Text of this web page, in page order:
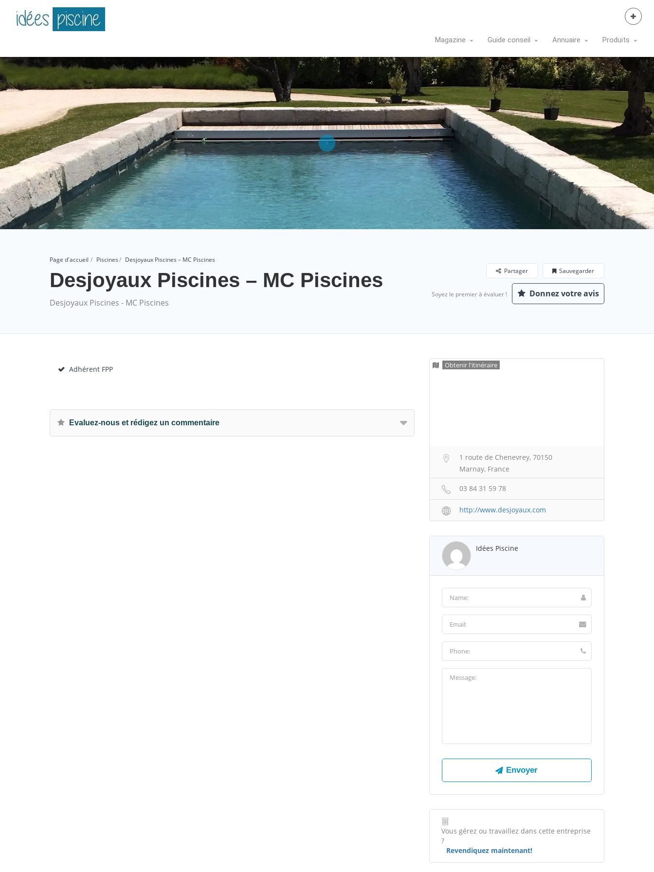
Magazine Guide conseil Annuaire Produits
Page d'accueil Piscines Desjoyaux Piscines – MC Piscines
Desjoyaux Piscines – MC Piscines
Desjoyaux Piscines - MC Piscines
Sauvegarder
Partager
Soyez le premier à évaluer ! Donnez votre avis
Adhérent FPP
Evaluez-nous et rédigez un commentaire
Obtenir l'itinéraire
1 route de Chenevrey, 70150
Marnay, France
03 84 31 59 78
http://www.desjoyaux.com
Idées Piscine
Vous gérez ou travaillez dans cette entreprise
?
Revendiquez maintenant!